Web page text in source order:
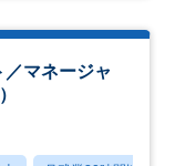
／マネージャ